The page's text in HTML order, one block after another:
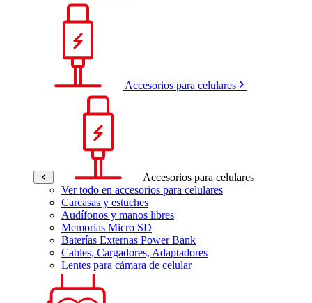
Accesorios para celulares
Accesorios para celulares
Ver todo en accesorios para celulares
Carcasas y estuches
Audífonos y manos libres
Memorias Micro SD
Baterías Externas Power Bank
Cables, Cargadores, Adaptadores
Lentes para cámara de celular